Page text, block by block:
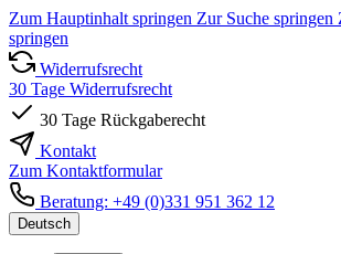
Zum Hauptinhalt springen Zur Suche springen
springen
Widerrufsrecht
30 Tage Widerrufsrecht
30 Tage Rückgaberecht
Kontakt
Zum Kontaktformular
Beratung: +49 (0)331 951 362 12
Deutsch